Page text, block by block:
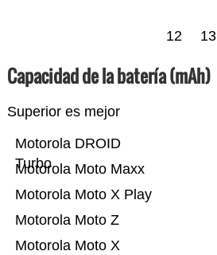
12 13
Capacidad de la batería (mAh)
Superior es mejor
Motorola Moto X
Motorola Moto Z
Motorola Moto X Play
Motorola Moto Maxx
Motorola DROID
Turbo